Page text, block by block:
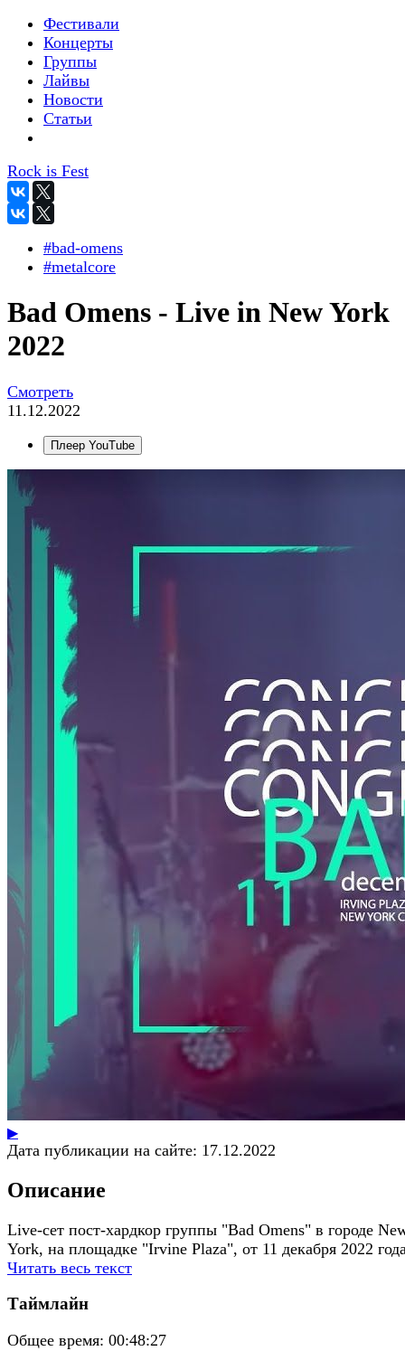
Фестивали
Концерты
Группы
Лайвы
Новости
Статьи
Rock is Fest
#bad-omens
#metalcore
Bad Omens - Live in New York
2022
Смотреть
11.12.2022
Плеер YouTube
▶
Дата публикации на сайте: 17.12.2022
Описание
Live-сет пост-хардкор группы "Bad Omens" в городе
York, на площадке "Irvine Plaza", от 11 декабря 2022
Читать весь текст
Таймлайн
Общее время: 00:48:27